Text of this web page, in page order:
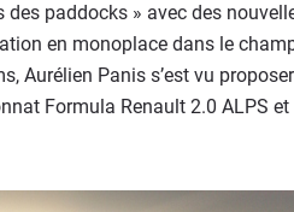
des paddocks » avec des
en monoplace dans le
Aurélien Panis s’est vu
Formula Renault 2.0 ALPS et